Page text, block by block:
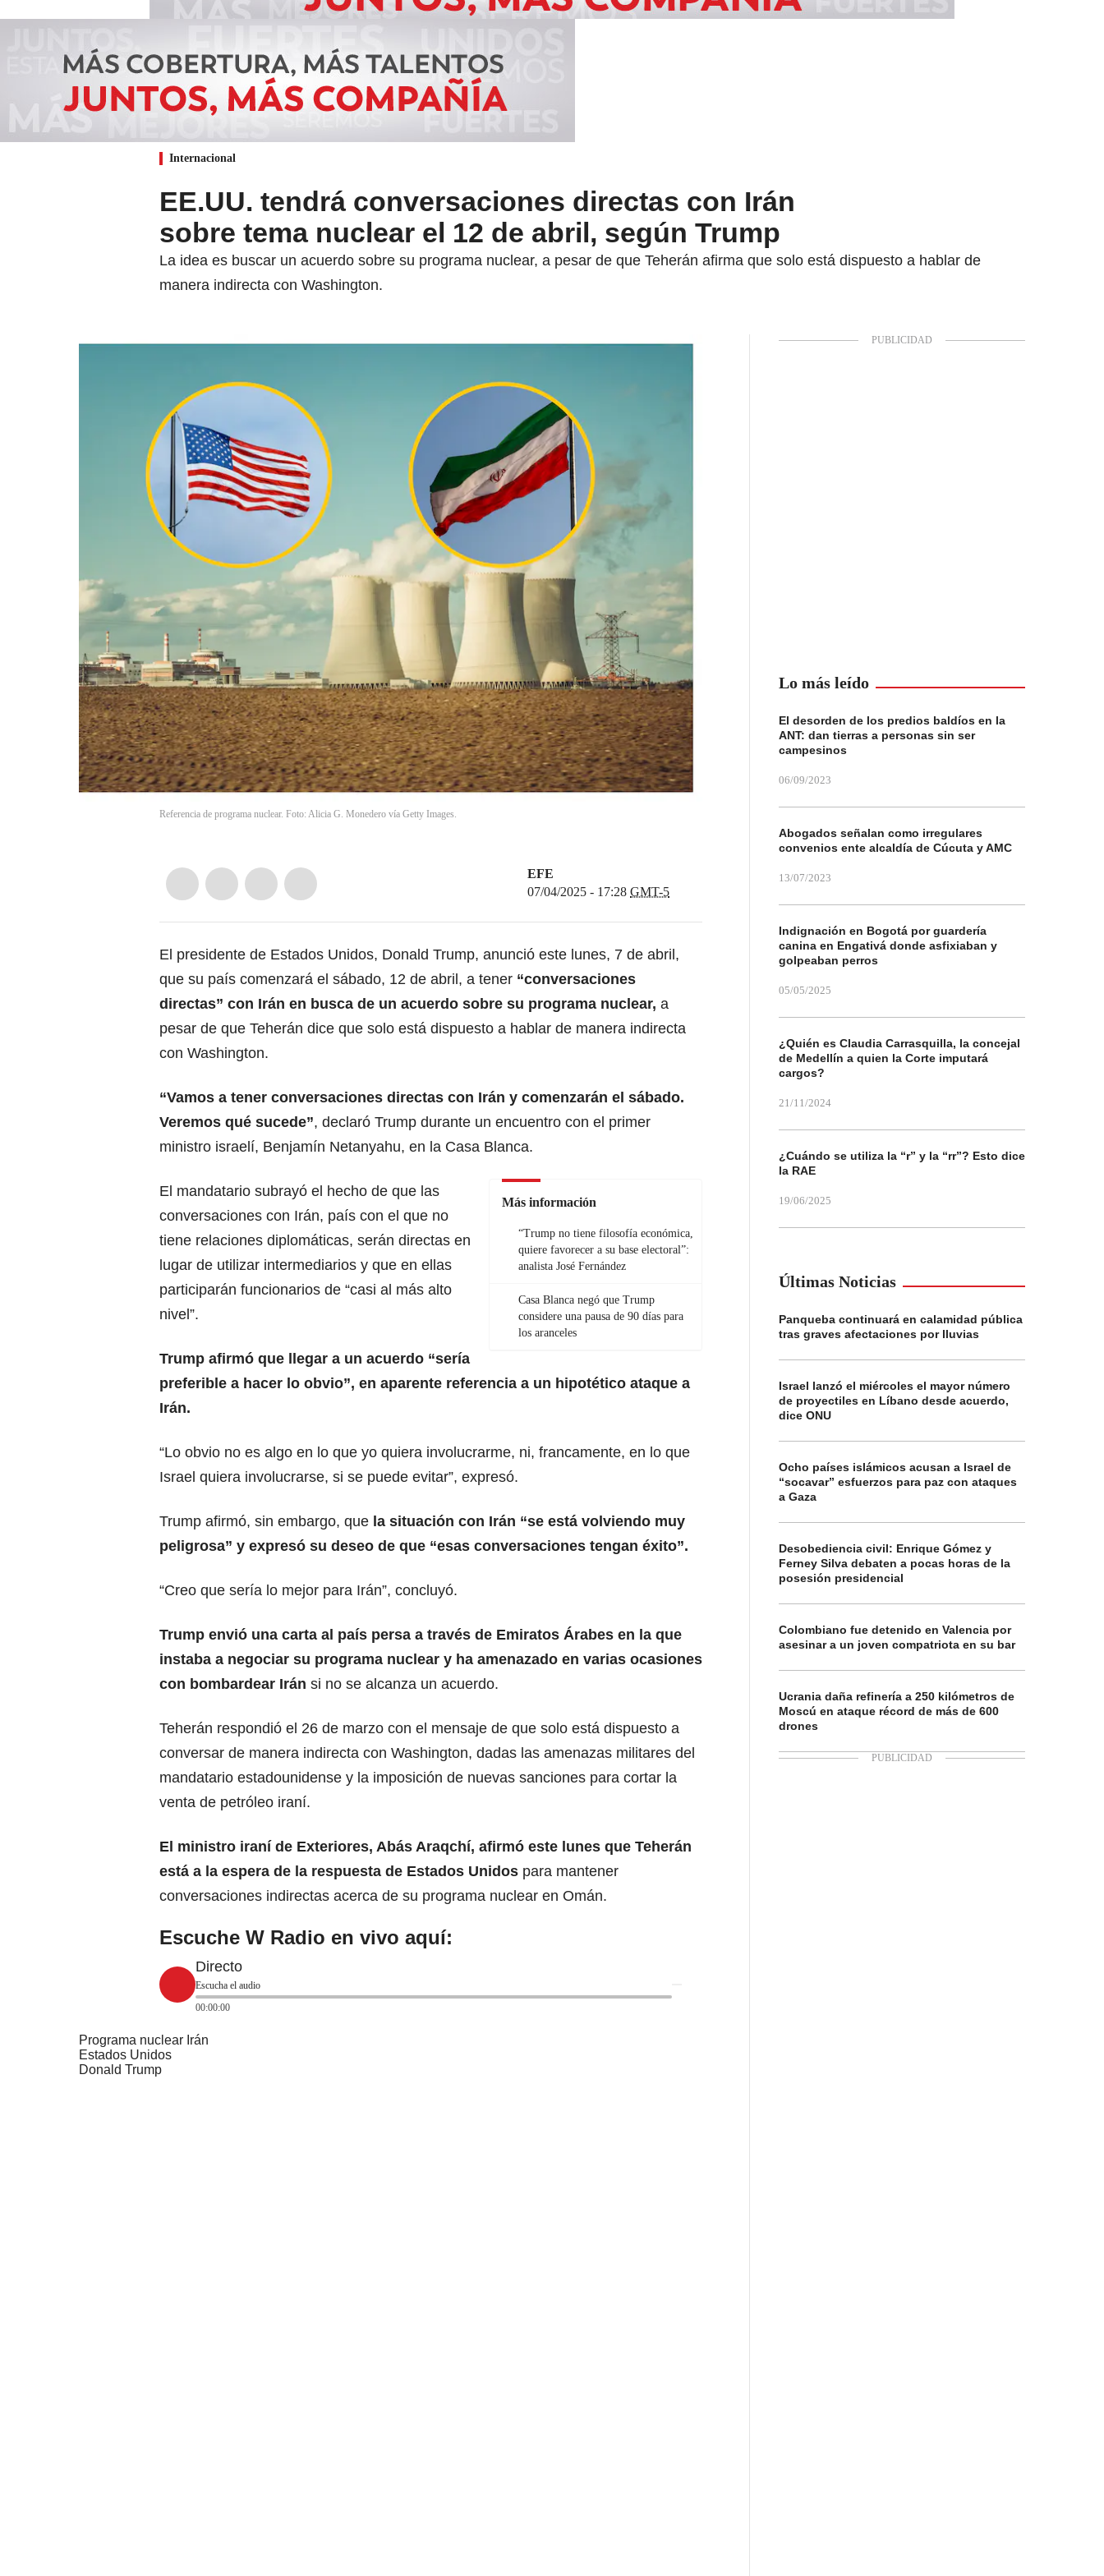
Internacional
EE.UU. tendrá conversaciones directas con Irán
sobre tema nuclear el 12 de abril, según Trump
La idea es buscar un acuerdo sobre su programa nuclear, a pesar de que Teherán afirma que solo está dispuesto a hablar de
manera indirecta con Washington.
Referencia de programa nuclear. Foto: Alicia G. Monedero vía Getty Images.
EFE
07/04/2025 - 17:28 GMT-5
El presidente de Estados Unidos, Donald Trump, anunció este lunes, 7 de abril,
que su país comenzará el sábado, 12 de abril, a tener “conversaciones
directas” con Irán en busca de un acuerdo sobre su programa nuclear, a
pesar de que Teherán dice que solo está dispuesto a hablar de manera indirecta
con Washington.
“Vamos a tener conversaciones directas con Irán y comenzarán el sábado.
Veremos qué sucede”, declaró Trump durante un encuentro con el primer
ministro israelí, Benjamín Netanyahu, en la Casa Blanca.
Más información
“Trump no tiene filosofía económica,
quiere favorecer a su base electoral”:
analista José Fernández
Casa Blanca negó que Trump
considere una pausa de 90 días para
los aranceles
El mandatario subrayó el hecho de que las
conversaciones con Irán, país con el que no
tiene relaciones diplomáticas, serán directas en
lugar de utilizar intermediarios y que en ellas
participarán funcionarios de “casi al más alto
nivel”.
Trump afirmó que llegar a un acuerdo “sería
preferible a hacer lo obvio”, en aparente referencia a un hipotético ataque a
Irán.
“Lo obvio no es algo en lo que yo quiera involucrarme, ni, francamente, en lo que
Israel quiera involucrarse, si se puede evitar”, expresó.
Trump afirmó, sin embargo, que la situación con Irán “se está volviendo muy
peligrosa” y expresó su deseo de que “esas conversaciones tengan éxito”.
“Creo que sería lo mejor para Irán”, concluyó.
Trump envió una carta al país persa a través de Emiratos Árabes en la que
instaba a negociar su programa nuclear y ha amenazado en varias ocasiones
con bombardear Irán si no se alcanza un acuerdo.
Teherán respondió el 26 de marzo con el mensaje de que solo está dispuesto a
conversar de manera indirecta con Washington, dadas las amenazas militares del
mandatario estadounidense y la imposición de nuevas sanciones para cortar la
venta de petróleo iraní.
El ministro iraní de Exteriores, Abás Araqchí, afirmó este lunes que Teherán
está a la espera de la respuesta de Estados Unidos para mantener
conversaciones indirectas acerca de su programa nuclear en Omán.
Escuche W Radio en vivo aquí:
Directo
Escucha el audio
00:00:00
Programa nuclear Irán
Estados Unidos
Donald Trump
Lo más leído
El desorden de los predios baldíos en la
ANT: dan tierras a personas sin ser
campesinos
06/09/2023
Abogados señalan como irregulares
convenios ente alcaldía de Cúcuta y AMC
13/07/2023
Indignación en Bogotá por guardería
canina en Engativá donde asfixiaban y
golpeaban perros
05/05/2025
¿Quién es Claudia Carrasquilla, la concejal
de Medellín a quien la Corte imputará
cargos?
21/11/2024
¿Cuándo se utiliza la “r” y la “rr”? Esto dice
la RAE
19/06/2025
Últimas Noticias
Panqueba continuará en calamidad pública
tras graves afectaciones por lluvias
Israel lanzó el miércoles el mayor número
de proyectiles en Líbano desde acuerdo,
dice ONU
Ocho países islámicos acusan a Israel de
“socavar” esfuerzos para paz con ataques
a Gaza
Desobediencia civil: Enrique Gómez y
Ferney Silva debaten a pocas horas de la
posesión presidencial
Colombiano fue detenido en Valencia por
asesinar a un joven compatriota en su bar
Ucrania daña refinería a 250 kilómetros de
Moscú en ataque récord de más de 600
drones